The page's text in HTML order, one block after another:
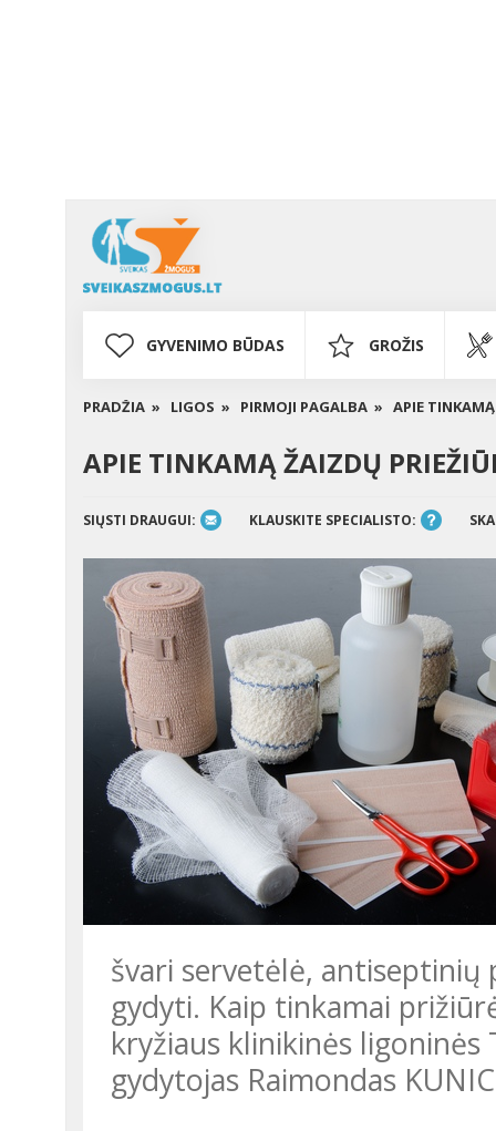
GYVENIMO BŪDAS GROŽIS
PRADŽIA » LIGOS » PIRMOJI PAGALBA » APIE
APIE TINKAMĄ ŽAIZDŲ
SIŲSTI DRAUGUI: KLAUSKITE SPECIALISTO:
švari servetėlė, antiseptinių
gydyti. Kaip tinkamai
kryžiaus klinikinės
gydytojas Raimondas